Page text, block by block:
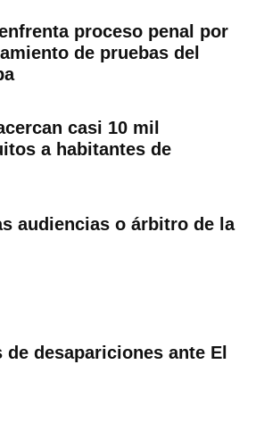
proceso penal por
de pruebas del
casi 10 mil
a habitantes de
audiencias o árbitro de la
de desapariciones ante El